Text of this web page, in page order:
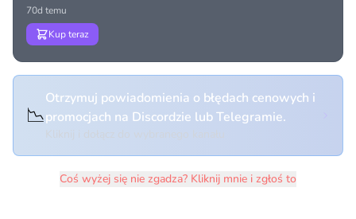
70d temu
Kup teraz
📉
Otrzymuj powiadomienia o błędach cenowych i
promocjach na Discordzie lub Telegramie.
Coś wyżej się nie zgadza? Kliknij mnie i zgłoś to